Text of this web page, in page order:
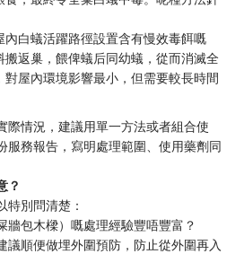
內白蟻活躍路徑設置含有慢效毒餌嘅
返巢，餵俾蟻后同幼蟻，從而消滅全
屋內環境影響最小，但需要較長時間
際情況，建議用單一方法或者組合使
服務報告，寫明處理範圍、使用藥劑同
？
特別問清楚：
牆包木樑）嘅處理經驗豐唔豐富？
議順便做埋外圍預防，防止從外圍再入